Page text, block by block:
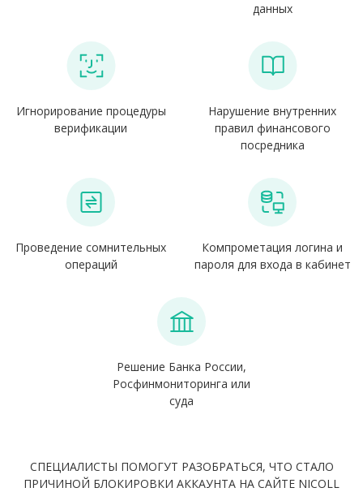
данных
Игнорирование процедуры
верификации
Нарушение внутренних
правил финансового
посредника
Проведение сомнительных
операций
Компрометация логина и
пароля для входа в кабинет
Решение Банка России,
Росфинмониторинга или
суда
СПЕЦИАЛИСТЫ ПОМОГУТ РАЗОБРАТЬСЯ, ЧТО СТАЛО
ПРИЧИНОЙ БЛОКИРОВКИ АККАУНТА НА САЙТЕ NICOLL